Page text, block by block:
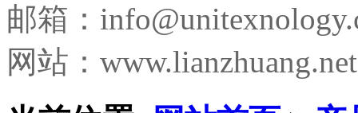
邮箱：
网站：www.lianzhuang.net